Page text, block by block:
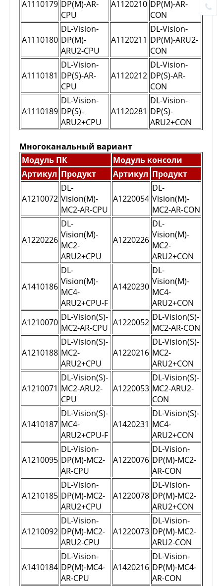
A1110179 DP(M)-AR-
CPU
A1120210 DP(M)-AR-
CON
A1110180
DL-Vision-
DP(M)-
ARU2-CPU
A1120211
DL-Vision-
DP(M)-ARU2-
CON
A1110181
DL-Vision-
DP(S)-AR-
CPU
A1120212
DL-Vision-
DP(S)-AR-
CON
A1110189
DL-Vision-
DP(S)-
ARU2+CPU
A1120281
DL-Vision-
DP(S)-
ARU2+CON
Многоканальный вариант
Модуль ПК
Модуль консоли
Артикул Продукт Артикул Продукт
A1210072
DL-
Vision(M)-
MC2-AR-CPU
A1220054
DL-
Vision(M)-
MC2-AR-CON
A1220226
DL-
Vision(M)-
MC2-
ARU2+CPU
A1220226
DL-
Vision(M)-
MC2-
ARU2+CON
A1410186
DL-
Vision(M)-
MC4-
ARU2+CPU-F
A1420230
DL-
Vision(M)-
MC4-
ARU2+CON
A1210070 DL-Vision(S)-
MC2-AR-CPU A1220052 DL-Vision(S)-
MC2-AR-CON
A1210188
DL-Vision(S)-
MC2-
ARU2+CPU
A1220216
DL-Vision(S)-
MC2-
ARU2+CON
A1210071
DL-Vision(S)-
MC2-ARU2-
CPU
A1220053
DL-Vision(S)-
MC2-ARU2-
CON
A1410187
DL-Vision(S)-
MC4-
ARU2+CPU-F
A1420231
DL-Vision(S)-
MC4-
ARU2+CON
A1210095
DL-Vision-
DP(M)-MC2-
AR-CPU
A1220076
DL-Vision-
DP(M)-MC2-
AR-CON
A1210185
DL-Vision-
DP(M)-MC2-
ARU2+CPU
A1220078
DL-Vision-
DP(M)-MC2-
ARU2+CON
A1210092
DL-Vision-
DP(M)-MC2-
ARU2-CPU
A1220073
DL-Vision-
DP(M)-MC2-
ARU2-CON
A1410184
DL-Vision-
DP(M)-MC4-
AR-CPU
A1420216
DL-Vision-
DP(M)-MC4-
AR-CON